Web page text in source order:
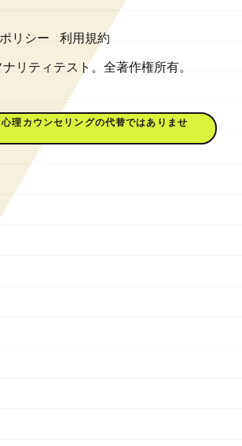
リシー 利用規約
リティテスト。全著作権所有。
理カウンセリングの代替ではありませ